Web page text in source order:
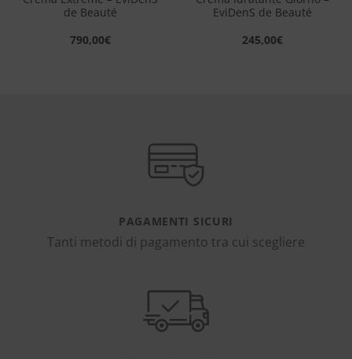
de Beauté
790,00€
EviDenS de Beauté
245,00€
PAGAMENTI SICURI
Tanti metodi di pagamento tra cui scegliere